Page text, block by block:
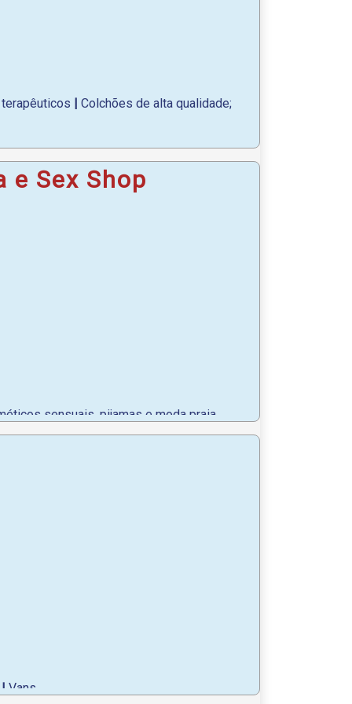
| Colchões de alta qualidade;
no alívio de dores e no tratamento de
e Sex Shop
sensuais, pijamas e moda praia.
| Vans